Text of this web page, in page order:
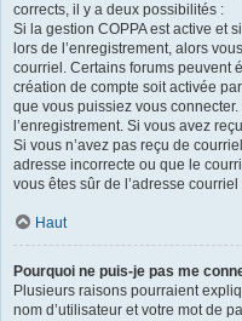
corrects, il y a deux possibilités :
Si la gestion COPPA est active et
lors de l’enregistrement, alors
courriel. Certains forums peuvent
création de compte soit activée
que vous puissiez vous
l’enregistrement. Si vous avez
Si vous n’avez pas reçu de
adresse incorrecte ou que le
vous êtes sûr de l’adresse
Haut
Pourquoi ne puis-je pas me
Plusieurs raisons pourraient
nom d’utilisateur et votre mot de